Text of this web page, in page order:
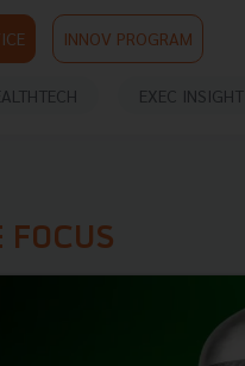
INNOV PROGRAM
EXEC INSIGHT
FOCUS